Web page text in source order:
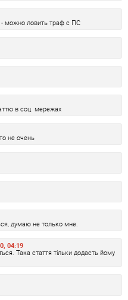
- можно ловить траф с ПС
в соц. мережах
не очень
думаю не только мне.
04:19
Така стаття тільки додасть йому